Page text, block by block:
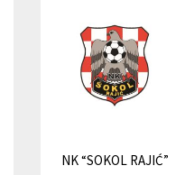
NK “SOKOL RAJIĆ”